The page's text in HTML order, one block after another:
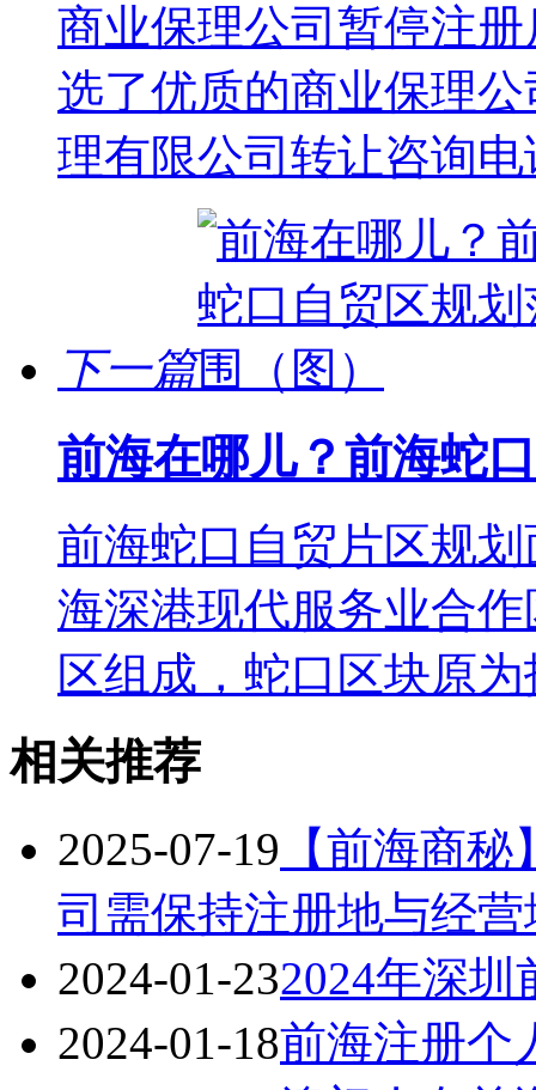
商业保理公司暂停注
选了优质的商业保理
理有限公司转让咨询电
下一篇
前海在哪儿？前海蛇
前海蛇口自贸片区规
海深港现代服务业合
区组成，蛇口区块原
相关推荐
2025-07-19 【前海商
司需保持注册地与经
2024-01-232024年深
2024-01-18前海注册个